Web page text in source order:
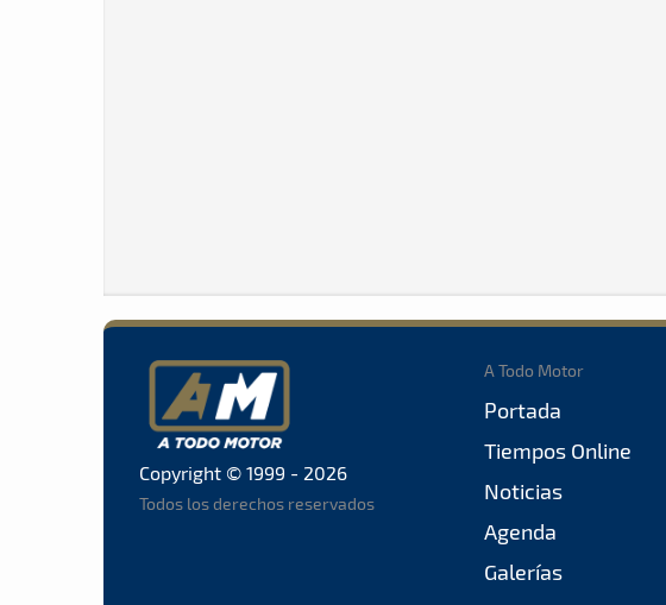
Copyright © 1999 - 2026
Todos los derechos reservados
A Todo Motor
Portada
Tiempos Online
Noticias
Agenda
Galerías